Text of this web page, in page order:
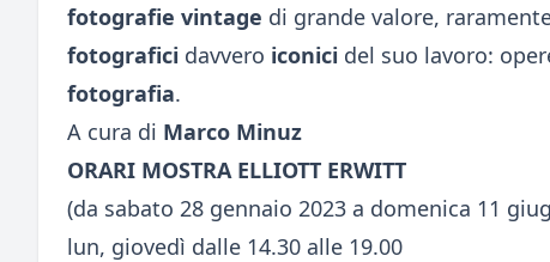
fotografie vintage di grande valore,
fotografici davvero iconici del suo lavoro:
fotografia.
A cura di Marco Minuz
ORARI MOSTRA ELLIOTT ERWITT
(da sabato 28 gennaio 2023 a domenica 11
lun, giovedì dalle 14.30 alle 19.00